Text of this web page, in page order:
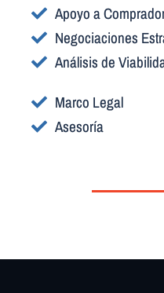
Apoyo a
Negociaciones
Análisis de
Marco Legal
Asesoría